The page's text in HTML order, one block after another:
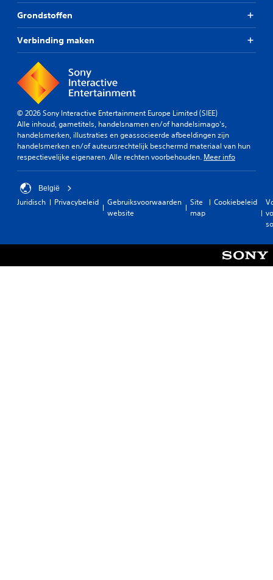
Grondstoffen
Verbinding maken
© 2026 Sony Interactive Entertainment Europe Limited (SIEE)
Alle inhoud, gametitels, handelsnamen en/of handelsimago's,
handelsmerken, illustraties en geassocieerde afbeeldingen zijn
handelsmerken en/of auteursrechtelijk beschermd materiaal van hun
respectievelijke eigenaren. Alle rechten voorbehouden. Meer info
België
Juridisch Privacybeleid
Gebruiksvoorwaarden
website
Site
map
Cookiebeleid